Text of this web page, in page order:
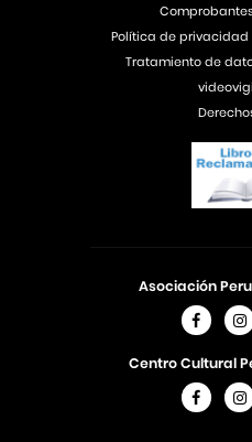
Asociación
Centro Cultural
Política de
Tratamiento de